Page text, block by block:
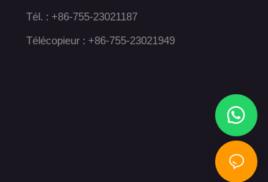
Tél. : +86-755-23021187
Télécopieur : +86-755-23021949